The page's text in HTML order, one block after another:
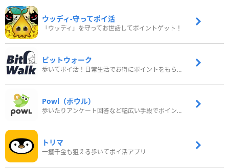
ウッディ‐守ってポイ活
「ウッディ」を守ってお世話してポイントゲット！
ビットウォーク
歩いてポイ活！日常生活でお得にポイントをもらおう
Powl（ポウル）
歩いたりアンケート回答など幅広い手段でポイントをゲット
トリマ
一攫千金も狙える歩いてポイ活アプリ